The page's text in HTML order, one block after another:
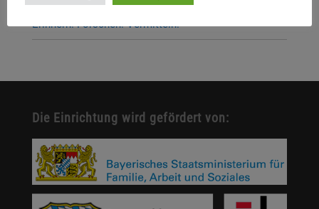
Call for Applications: Dachau Autumn School 2026 –
Erinnern. Forschen. Vermitteln.
Die Einrichtung wird gefördert von: